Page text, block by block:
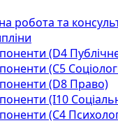
робота та
(D4
(С5
(D8 Право)
(I10
(С4